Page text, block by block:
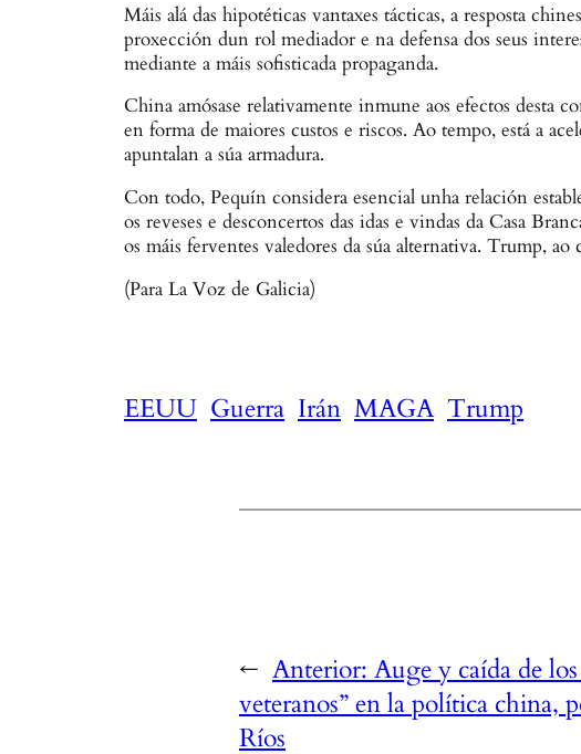
Máis alá das hipotéticas vantaxes tácticas, a resposta
proxección dun rol mediador e na defensa dos seus
mediante a máis sofisticada propaganda.
China amósase relativamente inmune aos efectos desta
en forma de maiores custos e riscos. Ao tempo, está a
apuntalan a súa armadura.
Con todo, Pequín considera esencial unha relación
os reveses e desconcertos das idas e vindas da Casa
os máis ferventes valedores da súa alternativa. Trump, ao
(Para La Voz de Galicia)
EEUU Guerra Irán MAGA Trump
← Anterior: Auge y caída de
veteranos” en la política china,
Ríos